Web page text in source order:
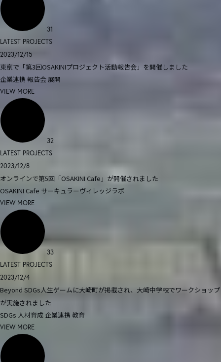
31
LATEST PROJECTS
2023/12/15
東京で「第3回OSAKINIプロジェクト活動報告会」を開催しました
企業連携 報告会展開
VIEW MORE
32
LATEST PROJECTS
2023/12/8
オンラインで第5回「OSAKINI Cafe」が開催されました
OSAKINI Cafe サーキュラーヴィレッジラボ
VIEW MORE
33
LATEST PROJECTS
2023/12/4
Beyond SDGs人生ゲームに大崎町が掲載され、大崎中学校でワークショップ
が実施されました
SDGs 人材育成 企業連携 教育
VIEW MORE